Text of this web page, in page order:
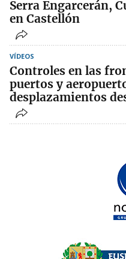
Serra Engarcerán,
en Castellón
VÍDEOS
Controles en las
puertos y
desplazamientos